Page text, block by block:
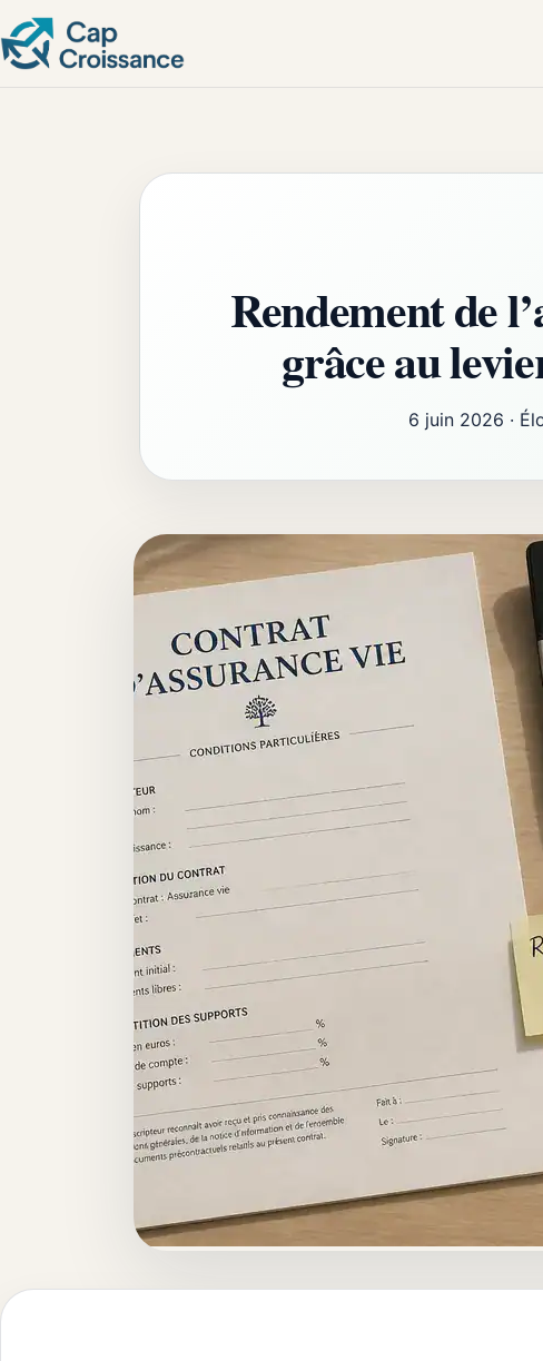
Rendement de
grâce au
6 juin 2026 ·